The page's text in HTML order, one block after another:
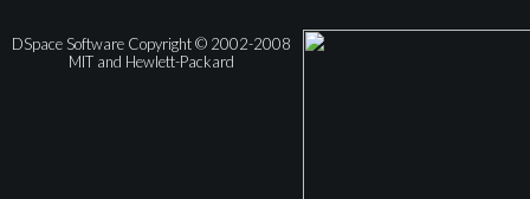
DSpace Software Copyright © 2002-2008
MIT and Hewlett-Packard